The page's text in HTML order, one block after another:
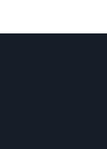
Phát Đạt